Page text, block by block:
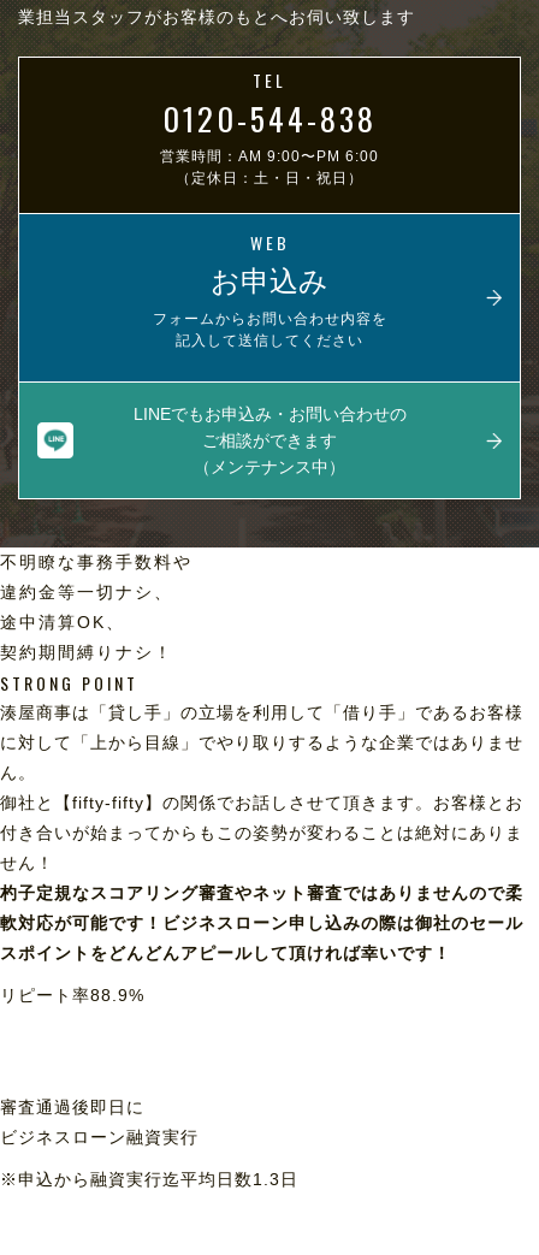
業担当スタッフがお客様のもとへお伺い致します
TEL
0120-544-838
営業時間：AM 9:00〜PM 6:00
（定休日：土・日・祝日）
WEB
お申込み
フォームからお問い合わせ内容を
記入して送信してください
LINEでもお申込み・お問い合わせの
ご相談ができます
（メンテナンス中）
不明瞭な事務手数料や
違約金等一切ナシ、
途中清算OK、
契約期間縛りナシ！
STRONG POINT
湊屋商事は「貸し手」の立場を利用して「借り手」であるお客様
に対して「上から目線」でやり取りするような企業ではありませ
ん。
御社と【fifty-fifty】の関係でお話しさせて頂きます。お客様とお
付き合いが始まってからもこの姿勢が変わることは絶対にありま
せん！
杓子定規なスコアリング審査やネット審査ではありませんので柔
軟対応が可能です！ビジネスローン申し込みの際は御社のセール
スポイントをどんどんアピールして頂ければ幸いです！
リピート率88.9%
審査通過後即日に
ビジネスローン融資実行
※申込から融資実行迄平均日数1.3日